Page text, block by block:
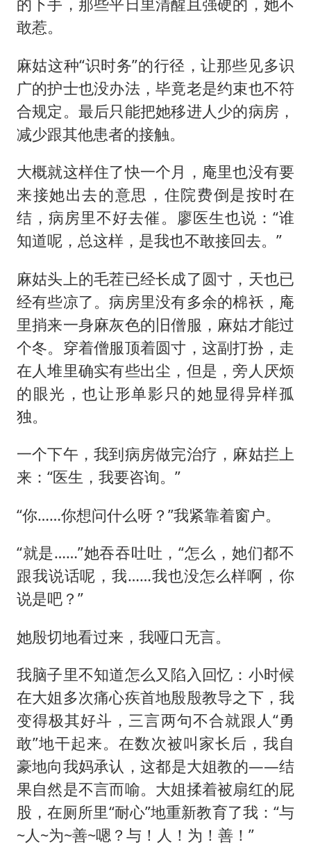
的下手，那些平日里清醒且强硬的，她不
敢惹。
麻姑这种“识时务”的行径，让那些见多识
广的护士也没办法，毕竟老是约束也不符
合规定。最后只能把她移进人少的病房，
减少跟其他患者的接触。
大概就这样住了快一个月，庵里也没有要
来接她出去的意思，住院费倒是按时在
结，病房里不好去催。廖医生也说：“谁
知道呢，总这样，是我也不敢接回去。”
麻姑头上的毛茬已经长成了圆寸，天也已
经有些凉了。病房里没有多余的棉袄，庵
里捎来一身麻灰色的旧僧服，麻姑才能过
个冬。穿着僧服顶着圆寸，这副打扮，走
在人堆里确实有些出尘，但是，旁人厌烦
的眼光，也让形单影只的她显得异样孤
独。
一个下午，我到病房做完治疗，麻姑拦上
来：“医生，我要咨询。”
“你……你想问什么呀？”我紧靠着窗户。
“就是……”她吞吞吐吐，“怎么，她们都不
跟我说话呢，我……我也没怎么样啊，你
说是吧？”
她殷切地看过来，我哑口无言。
我脑子里不知道怎么又陷入回忆：小时候
在大姐多次痛心疾首地殷殷教导之下，我
变得极其好斗，三言两句不合就跟人“勇
敢”地干起来。在数次被叫家长后，我自
豪地向我妈承认，这都是大姐教的——结
果自然是不言而喻。大姐揉着被扇红的屁
股，在厕所里“耐心”地重新教育了我：“与
~人~为~善~嗯？与！人！为！善！”